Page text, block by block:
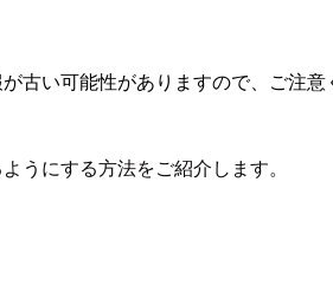
古い可能性がありますので、ご注意
うにする方法をご紹介します。